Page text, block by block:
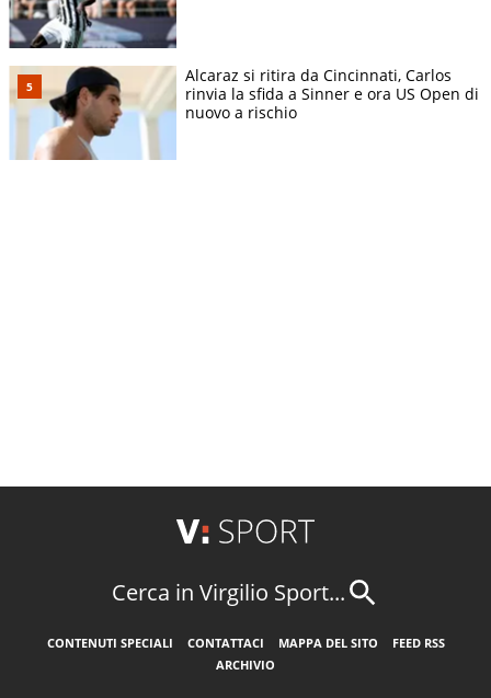
Alcaraz si ritira da Cincinnati, Carlos
rinvia la sfida a Sinner e ora US Open di
nuovo a rischio
Cerca in Virgilio Sport...
CONTENUTI SPECIALI CONTATTACI MAPPA DEL SITO
FEED RSS
ARCHIVIO